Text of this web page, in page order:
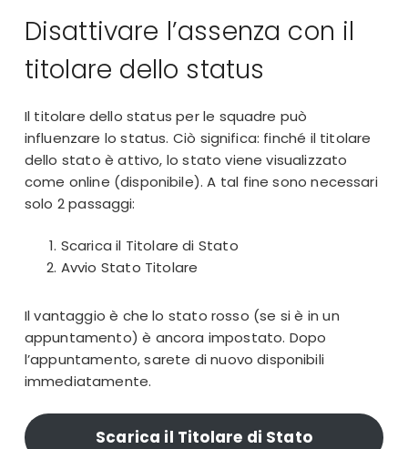
Disattivare l’assenza con il
titolare dello status
Il titolare dello status per le squadre può
influenzare lo status. Ciò significa: finché il titolare
dello stato è attivo, lo stato viene visualizzato
come online (disponibile). A tal fine sono necessari
solo 2 passaggi:
Scarica il Titolare di Stato
Avvio Stato Titolare
Il vantaggio è che lo stato rosso (se si è in un
appuntamento) è ancora impostato. Dopo
l’appuntamento, sarete di nuovo disponibili
immediatamente.
Scarica il Titolare di Stato